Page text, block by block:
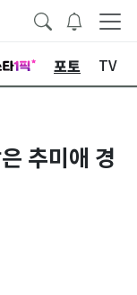
포토 TV
추미애 경